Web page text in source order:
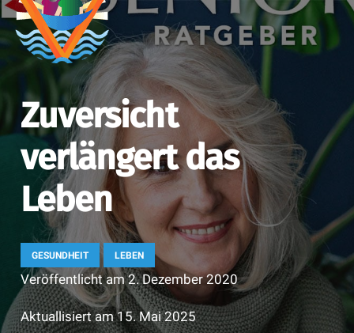
Zuversicht
verlängert das
Leben
GESUNDHEIT LEBEN
Veröffentlicht am2. Dezember 2020
Aktuallisiert am15. Mai 2025